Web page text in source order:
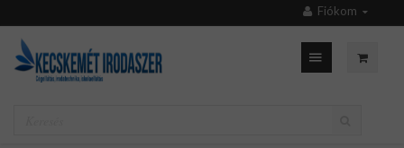
Fiókom